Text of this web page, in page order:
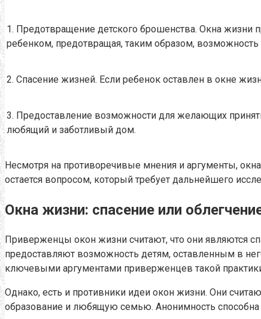
1. Предотвращение детского брошенства. Окна жизни
ребенком, предотвращая, таким образом,
2. Спасение жизней. Если ребенок оставлен в окне
3. Предоставление возможности для желающих
любящий и заботливый дом.
Несмотря на противоречивые мнения и аргументы,
остается вопросом, который требует дальнейшего
Окна жизни: спасение или
Приверженцы окон жизни считают, что они являются
предоставляют возможность детям, оставленным в
ключевыми аргументами приверженцев такой
Однако, есть и противники идеи окон жизни. Они
образование и любящую семью. Анонимность способна